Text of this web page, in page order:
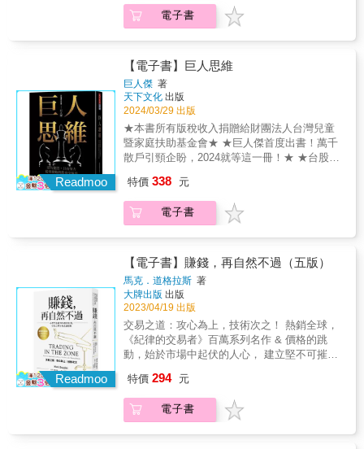
盤內行人的祕密，讓你也能自由地在所有市場
做交易──無論是匯市、黃銅、貨幣還是股票，
那台正在播放財經頻道的電視，現在就把它扔
出窗外吧。你只需要統計圖，並不需要那些噪
音。 ──安迪森．維金（Addison Wiggin），知
名暢銷財經作家，《美元的墜落》作者 如果
你正在想著如何達到超額報酬，那麼買進並持
有不是你該做的事。在這本書中，卡威爾引薦
給我們的那些交易者不只挺過全球金融危機，
還獲得巨大的報酬。──密班．費波（Mebane
T. Faber），知名暢銷財經作家，甘布爾投資管
本書精闢剖析為什麼那些頂尖操盤大師和基金
經理人，能獲得如此耀眼的成功。──馬克．梅
林（Mark Melin），《高績效期貨管理》作
易大師在你面前將成功經驗與你分享，並給你
誠心的建議。透過這本書，你我有了一對一向
交易大師討教的機會。──小莫瑞．魯傑羅
（Murray A. Ruggiero Jr.），線上交易系統
TradersStudio Inc.研究與發展部門副總裁 卡
威爾對於交易有著不凡見解。無論你是新手還
是資深交易者，都可從他對全球市場的解讀而
本書絕對不能錯過。──路易斯．納維里爾
（Louis Navellier），資產管理公司Navellier &
Associates, Inc.創始人暨董事長 這本書，讓
「大盤指數型ETF」+「每月持續投入適當金
額」+「10～30年的長期投資」，就可以做到。
（注意：每個月投入的金額和年限都需要因個
要注意以下三件事：1. 投資的時間越長越好：
投資比的不是勇氣，是耐力。時間是投資最好
的朋友，愈早開始長期規律投資，愈能發揮複
利的巨大效果。2. 選擇「大盤指數型ETF」：
大盤指數型ETF是跟著大盤漲跌，以長期來
看，大盤是持續向上。據統計，其市場平均報
酬為7～9%。這樣的報酬率加上持續投入和複
利的效果，財富增長比起短期進出買賣股票穩
定且報酬更好。3. 長期保持在市場之中：擇時
費交易手續費和繳納稅金外，還要再次找到適
合進入市場的機會。但這個「再次進場」的時
機很難掌握，最後會變得買進成本更高，賣出
持在市場裡，就可以完整享受到所有報酬。投
資沒有奇蹟，只有累積。沒有捷徑，但有公
式：「大盤指數型ETF」+「每月持續投入適當
金額」+「10～30年的長期投資」。最後，周教
授要告訴你，靠投資退休，永遠不嫌晚，最好
的時間點就是：「馬上開始」！專業推薦
「《長期買進》深入淺出分析一般投資人的心
避免犯錯。說明個人的最佳投資策略設計，並
詳細分析常見的金融商品是否適合一般投資
人。讀完本書，有助於你提升投資力。」──張
勢通常會持續三周甚至數月。第三個是股價指
數的日間波動，這個走勢的重要性不大。 ．判
斷趨勢：假如股市上漲時反覆超越前期的高
市場的趨勢就是牛市。反之，假如股市上漲時
無法超越前期的高點，而在下跌時又總是會突
破前次的低點之下，那麼市場的趨勢就是熊
市。 ．成交量與價格走勢的關係：當市場處於
超買時，會表現出上漲無力的情形，而在下跌
中表現得動力十足；反過來說，當市場處於超
賣時，就會表現出下跌無力的情形，而在上升
結束，並在交易相對清淡的時候開始。 雖然當
前物換星移，道瓊指數的成分股、可參考的指
數與市場的變化已經不如以往，然而掌握了技
產是我的熱情，也是讓我改變人生的財富
課。」 本書不僅是從零開始買房的必備書， 也
規畫、房貸試算、議價、裝潢、換屋， 從零開
始實現買房夢想，讓你當屋主不當屋奴， 不管
你是否有房或想買房， 這是每個人必看必修的
房產人生課！ 【上萬粉絲敲碗，買屋實戰女
神】邱愛莉教你買增值房的重點摘要 ●買第一
間房一定要能增值，才會愈換愈輕鬆 ●進場的
時候想出場 ●破解3大選屋迷思：選出有「增
值」潛力的好屋 ●沒有100分的房子，重點在於
「瑕不掩瑜」 ●買屋的類型，決定你的預算和
課：我的開悟人生─買房人人必修】 不要怕買
房子，可怕的是很多人沒買房子，錢也不知道
花到哪裡去？ 從月光族到目前成為買房專家，
發， 買了第一間房、第二間房、第三間房
&hellip;&hellip;， 只有房價追得上房價！ 重要
的是錢也存下來。 【買房的第二課：從夢幻走
向務實─我買自住屋的經驗】 打破買房最大的
迷思──想要一次到位。 當「屋主」不當「屋
奴」有解方， 你的薪水適合買多少錢的房子，
算給你看！ 【買房的第三課：有計畫的存錢，
做！」愛莉強調想要財務自由， 要懂得錢滾
錢。即使現在是小資族或月光族也別擔心， 因
為七年級的她，也是靠薪水一步步投資而來，
電子書
Readmoo
【電子書】巨人思維
巨人傑 著
天下文化 出版
2024/03/29 出版
★本書所有版稅收入捐贈給財團法人台灣兒童
暨家庭扶助基金會★ ★巨人傑首度出書！萬千
散戶引頸企盼，2024就等這一冊！★ ★台股傳
市，從懵懂的股市小白開始， 直到成為舉市皆
聞的重磅級散戶！ 秉著熾熱的「交易魂」，他
不惜犧牲娛樂與睡眠的時間， 反覆研究市場與
&hellip;&hellip; 台灣散戶最好奇的神祕交易員
巨人傑，首度公開投資思維！ 「這本書，並不
是坊間的致富寶典、絕世武功，也沒有神奇的
絕技。 這本書，看完之後不會讓你從此發大
財、財富自由，不再需要工作。 這本書，我希
望你看完之後，會放棄靠價差交易致富，因為
那真的很不容易。」 ──巨人傑 在驚滔駭浪般
的人生戰績背後，隱藏的卻只是最平凡無奇的
過程與方法。 巨人傑用最平淡的語氣，娓娓道
他的名號在台灣股市（尤其是年輕股票族群）
當中已經極為響亮， 他也已經成為眾多股民嚮
往與學習的對象， 但他對自己的成功，卻只是
特價 338 元
電子書
Readmoo
【電子書】賺錢，再自然不過（五版）
馬克．道格拉斯 著
大牌出版 出版
2023/04/19 出版
交易之道：攻心為上，技術次之！ 熱銷全球，
《紀律的交易者》百萬系列名作 & 價格的跳
動，始於市場中起伏的人心， 建立堅不可摧的
資人的命運並非取決於股票市場或個別上市公
司，而是取決於投資人本身。」──彼得‧林區 &
「這本書所寫的心法相當高層，如果參破這一
特價 294 元
電子書